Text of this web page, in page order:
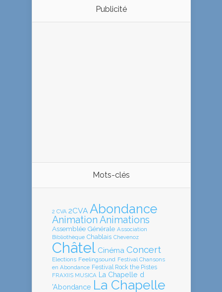
Publicité
Mots-clés
2 CVA 2CVA Abondance
Animation Animations
Assemblée Générale Association
Bibliothèque Chablais Chevenoz
Châtel Cinéma Concert
Elections Feelingsound Festival Chansons
en Abondance Festival Rock the Pistes
FRAXIIS MUSICA La Chapelle d
'Abondance La Chapelle